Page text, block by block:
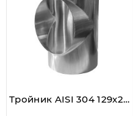
Тройник AISI 304 129x2,0 мм